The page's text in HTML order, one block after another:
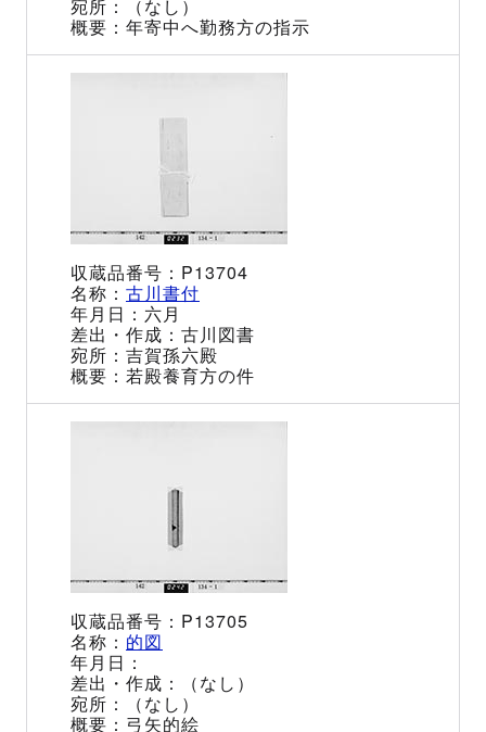
（なし）
年寄中へ勤務方の指示
P13704
古川書付
六月
古川図書
吉賀孫六殿
若殿養育方の件
P13705
的図
（なし）
（なし）
弓矢的絵